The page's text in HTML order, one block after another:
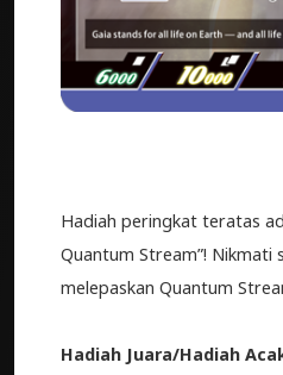
Hadiah peringkat teratas
Quantum Stream”! Nikmati
melepaskan Quantum
Hadiah Juara/Hadiah